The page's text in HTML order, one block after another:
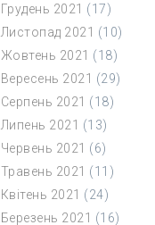
Грудень 2021 (17)
Листопад 2021 (10)
Жовтень 2021 (18)
Вересень 2021 (29)
Серпень 2021 (18)
Липень 2021 (13)
Червень 2021 (6)
Травень 2021 (11)
Квітень 2021 (24)
Березень 2021 (16)